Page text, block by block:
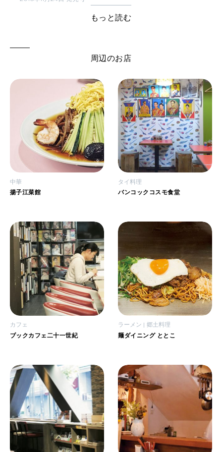
もっと読む
周辺のお店
中華
揚子江菜館
タイ料理
バンコックコスモ食堂
カフェ
ブックカフェ二十一世紀
ラーメン 郷土料理
麺ダイニング ととこ